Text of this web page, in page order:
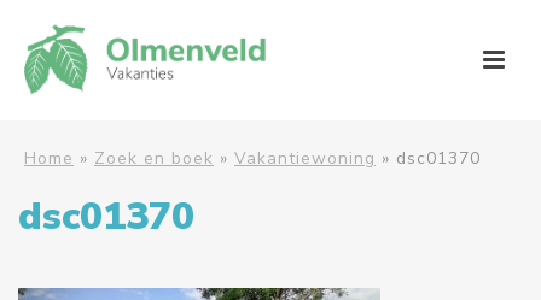
Home » Zoek en boek » Vakantiewoning » dsc01370
dsc01370